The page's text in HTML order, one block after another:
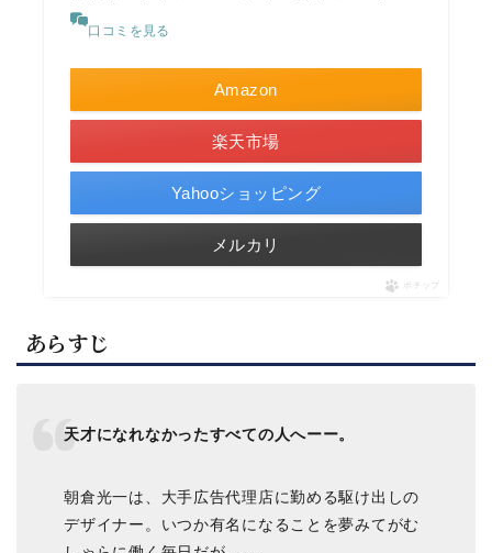
口コミを見る
Amazon
楽天市場
Yahooショッピング
メルカリ
ポチップ
あらすじ
天才になれなかったすべての人へーー。
朝倉光一は、大手広告代理店に勤める駆け出しの
デザイナー。いつか有名になることを夢みてがむ